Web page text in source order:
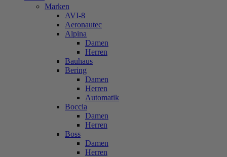
Marken
AVI-8
Aeronautec
Alpina
Damen
Herren
Bauhaus
Bering
Damen
Herren
Automatik
Boccia
Damen
Herren
Boss
Damen
Herren